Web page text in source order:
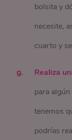
bolsita y
necesite,
cuarto y
Realiza
para
tenemos
podrías